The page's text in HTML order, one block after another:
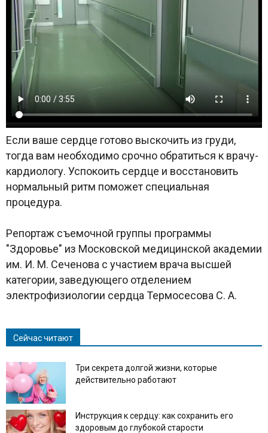
Если ваше сердце готово выскочить из груди,
тогда вам необходимо срочно обратиться к врачу-
кардиологу. Успокоить сердце и восстановить
нормальный ритм поможет специальная
процедура.
Репортаж съемочной группы программы
"Здоровье" из Московской медицинской академии
им. И. М. Сеченова с участием врача высшей
категории, заведующего отделением
электрофизиологии сердца Термосесова С. А.
Сейчас читают
Три секрета долгой жизни, которые
действительно работают
Инструкция к сердцу: как сохранить его
здоровым до глубокой старости